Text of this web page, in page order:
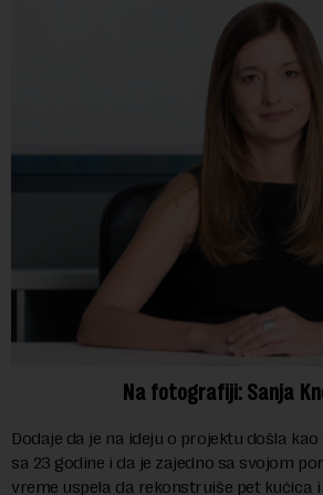
Na fotografiji: Sanja
Dodaje da je na ideju o projektu došla
sa 23 godine i da je zajedno sa svojom
vreme uspela da rekonstruiše pet kućica